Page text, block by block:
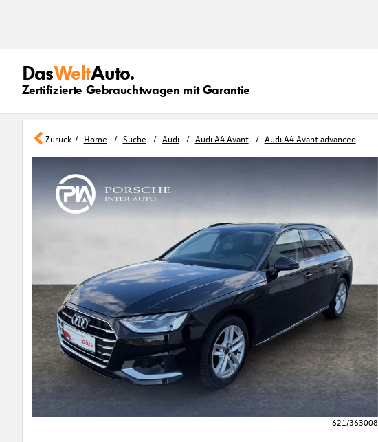
DasWeltAuto.
Zertifizierte Gebrauchtwagen mit Garantie
Zurück Home Suche Audi Audi A4 Avant Audi A4 Avant advanced
621/363008